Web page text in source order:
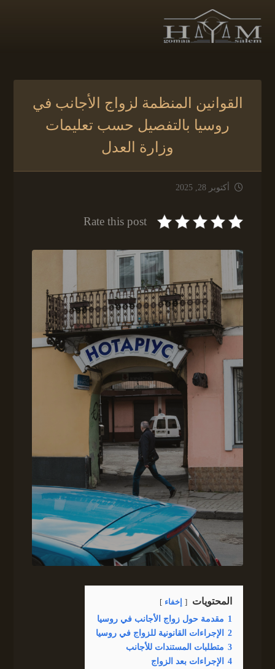
القوانين المنظمة لزواج الأجانب في
روسيا بالتفصيل حسب تعليمات
وزارة العدل
أكتوبر 28, 2025
Rate this post
المحتويات إخفاء
1 مقدمة حول زواج الأجانب في روسيا
2
الإجراءات القانونية للزواج في روسيا
3 متطلبات المستندات للأجانب
4
الإجراءات بعد الزواج